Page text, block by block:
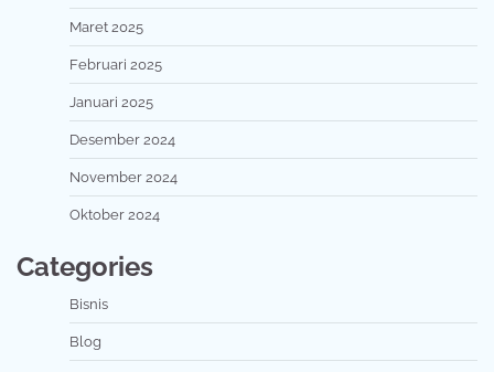
Maret 2025
Februari 2025
Januari 2025
Desember 2024
November 2024
Oktober 2024
Categories
Bisnis
Blog